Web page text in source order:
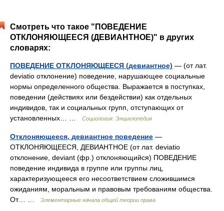
Смотреть что такое "ПОВЕДЕНИЕ
ОТКЛОНЯЮЩЕЕСЯ (ДЕВИАНТНОЕ)" в других
словарях:
ПОВЕДЕНИЕ ОТКЛОНЯЮЩЕЕСЯ (девиантное) — (от лат.
deviatio отклонение) поведение, нарушающее социальные
нормы определенного общества. Выражается в поступках,
поведении (действиях или бездействии) как отдельных
индивидов, так и социальных групп, отступающих от
установленных… …
Социология: Энциклопедия
Отклоняющееся, девиантное поведение —
ОТКЛОНЯЮЩЕЕСЯ, ДЕВИАНТНОЕ (от лат. deviatio
отклонение, deviant (фр.) отклоняющийся) ПОВЕДЕНИЕ
поведение индивида в группе или группы лиц,
характеризующееся его несоответствием сложившимся
ожиданиям, моральным и правовым требованиям общества.
От… …
Элементарные начала общей теории права